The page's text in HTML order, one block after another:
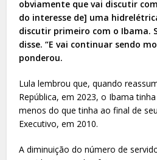
obviamente que vai discutir
do interesse de] uma
discutir primeiro com o Ibama.
disse. “E vai continuar sendo
ponderou.
Lula lembrou que, quando
República, em 2023, o Ibama
menos do que tinha ao final de
Executivo, em 2010.
A diminuição do número de